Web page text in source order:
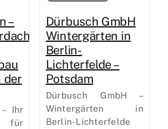
–
der
Ihr
für
Dürbusch GmbH
Wintergärten in
Berlin-
Lichterfelde –
Potsdam
Dürbusch GmbH –
Wintergärten in
Berlin-Lichterfelde